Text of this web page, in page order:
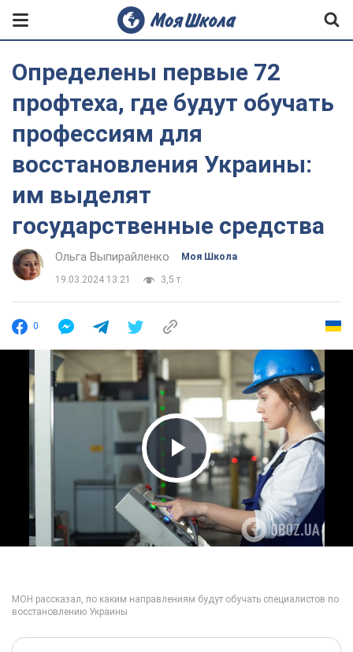
Определены первые 72
профтеха, где будут обучать
профессиям для
восстановления Украины:
им выделят
государственные средства
Ольга Выпирайленко Моя Школа
19.03.2024 13:21 3,5 т.
0
Play Video